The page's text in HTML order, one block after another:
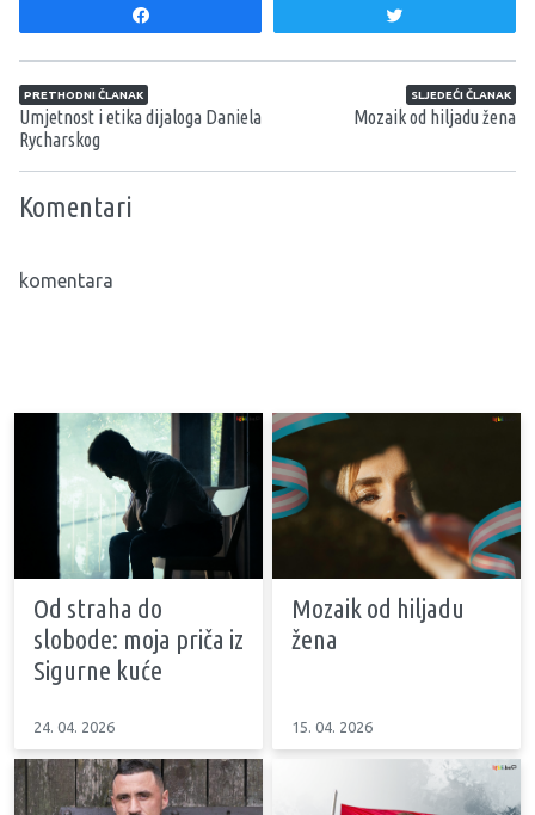
Navigacija članaka
PRETHODNI ČLANAK
Umjetnost i etika dijaloga Daniela
Rycharskog
SLJEDEĆI ČLANAK
Mozaik od hiljadu žena
Komentari
komentara
Od straha do
slobode: moja priča iz
Sigurne kuće
24. 04. 2026
Mozaik od hiljadu
žena
15. 04. 2026